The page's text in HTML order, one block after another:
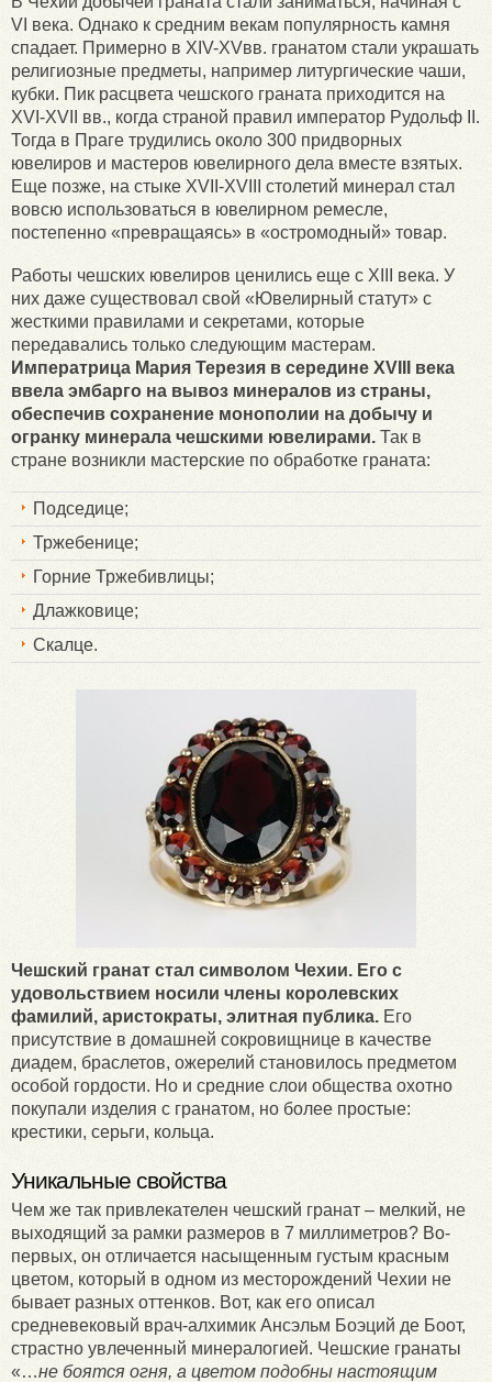
VI века. Однако к средним векам популярность камня
спадает. Примерно в XIV-XVвв. гранатом стали украшать
религиозные предметы, например литургические чаши,
кубки. Пик расцвета чешского граната приходится на
XVI-XVII вв., когда страной правил император Рудольф II.
Тогда в Праге трудились около 300 придворных
ювелиров и мастеров ювелирного дела вместе взятых.
Еще позже, на стыке XVII-XVIII столетий минерал стал
вовсю использоваться в ювелирном ремесле,
постепенно «превращаясь» в «остромодный» товар.
Работы чешских ювелиров ценились еще с XIII века. У
них даже существовал свой «Ювелирный статут» с
жесткими правилами и секретами, которые
передавались только следующим мастерам.
Императрица Мария Терезия в середине XVIII века
ввела эмбарго на вывоз минералов из страны,
обеспечив сохранение монополии на добычу и
огранку минерала чешскими ювелирами. Так в
стране возникли мастерские по обработке граната:
Подседице;
Тржебенице;
Горние Тржебивлицы;
Длажковице;
Скалце.
Чешский гранат стал символом Чехии. Его с
удовольствием носили члены королевских
фамилий, аристократы, элитная публика. Его
присутствие в домашней сокровищнице в качестве
диадем, браслетов, ожерелий становилось предметом
особой гордости. Но и средние слои общества охотно
покупали изделия с гранатом, но более простые:
крестики, серьги, кольца.
Уникальные свойства
Чем же так привлекателен чешский гранат – мелкий, не
выходящий за рамки размеров в 7 миллиметров? Во-
первых, он отличается насыщенным густым красным
цветом, который в одном из месторождений Чехии не
бывает разных оттенков. Вот, как его описал
средневековый врач-алхимик Ансэльм Боэций де Боот,
страстно увлеченный минералогией. Чешские гранаты
«…не боятся огня, а цветом подобны настоящим